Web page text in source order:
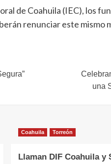
de Coahuila (IEC), los
renunciar este mismo
una
Coahuila Torreón
Llaman DIF Coahuila y